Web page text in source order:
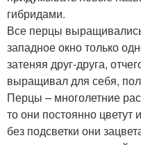
гибридами.
Все перцы
западное окно только
затеняя друг-друга,
выращивал для себя,
Перцы – многолетние
то они постоянно
без подсветки они